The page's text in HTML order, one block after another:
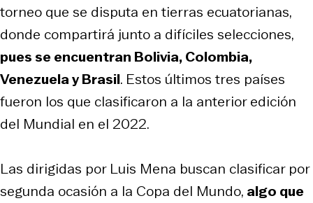
torneo que se disputa en tierras ecuatorianas,
donde compartirá junto a difíciles selecciones,
pues se encuentran Bolivia, Colombia,
Venezuela y Brasil. Estos últimos tres países
fueron los que clasificaron a la anterior edición
del Mundial en el 2022.
Las dirigidas por Luis Mena buscan clasificar por
segunda ocasión a la Copa del Mundo, algo que